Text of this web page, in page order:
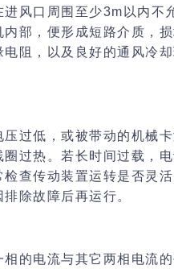
进风口周围至少3m以内不
部，便形成短路介质，
阻 ，以及 良好的通风冷
过低，或被带动的机械
过热。若长时间过载，
检查传动装置运转是否灵
除故障后再运行。
的电流与其它两相电流